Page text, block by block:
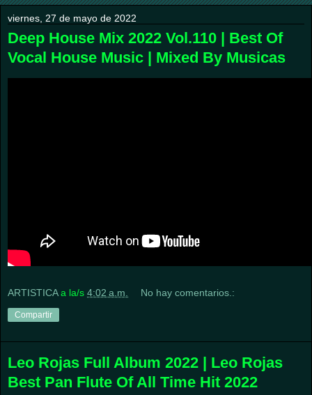
viernes, 27 de mayo de 2022
Deep House Mix 2022 Vol.110 | Best Of
Vocal House Music | Mixed By Musicas
ARTISTICA a la/s 4:02 a.m. No hay comentarios.:
Compartir
Leo Rojas Full Album 2022 | Leo Rojas
Best Pan Flute Of All Time Hit 2022